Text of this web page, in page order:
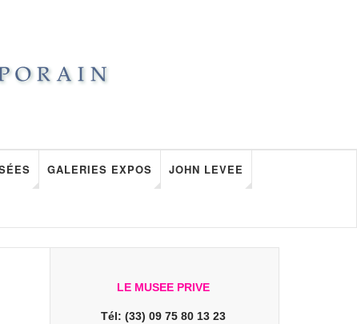
GALERIES EXPOS JOHN LEVEE
LE MUSEE PRIVE
Tél: (33) 09 75 80 13 23